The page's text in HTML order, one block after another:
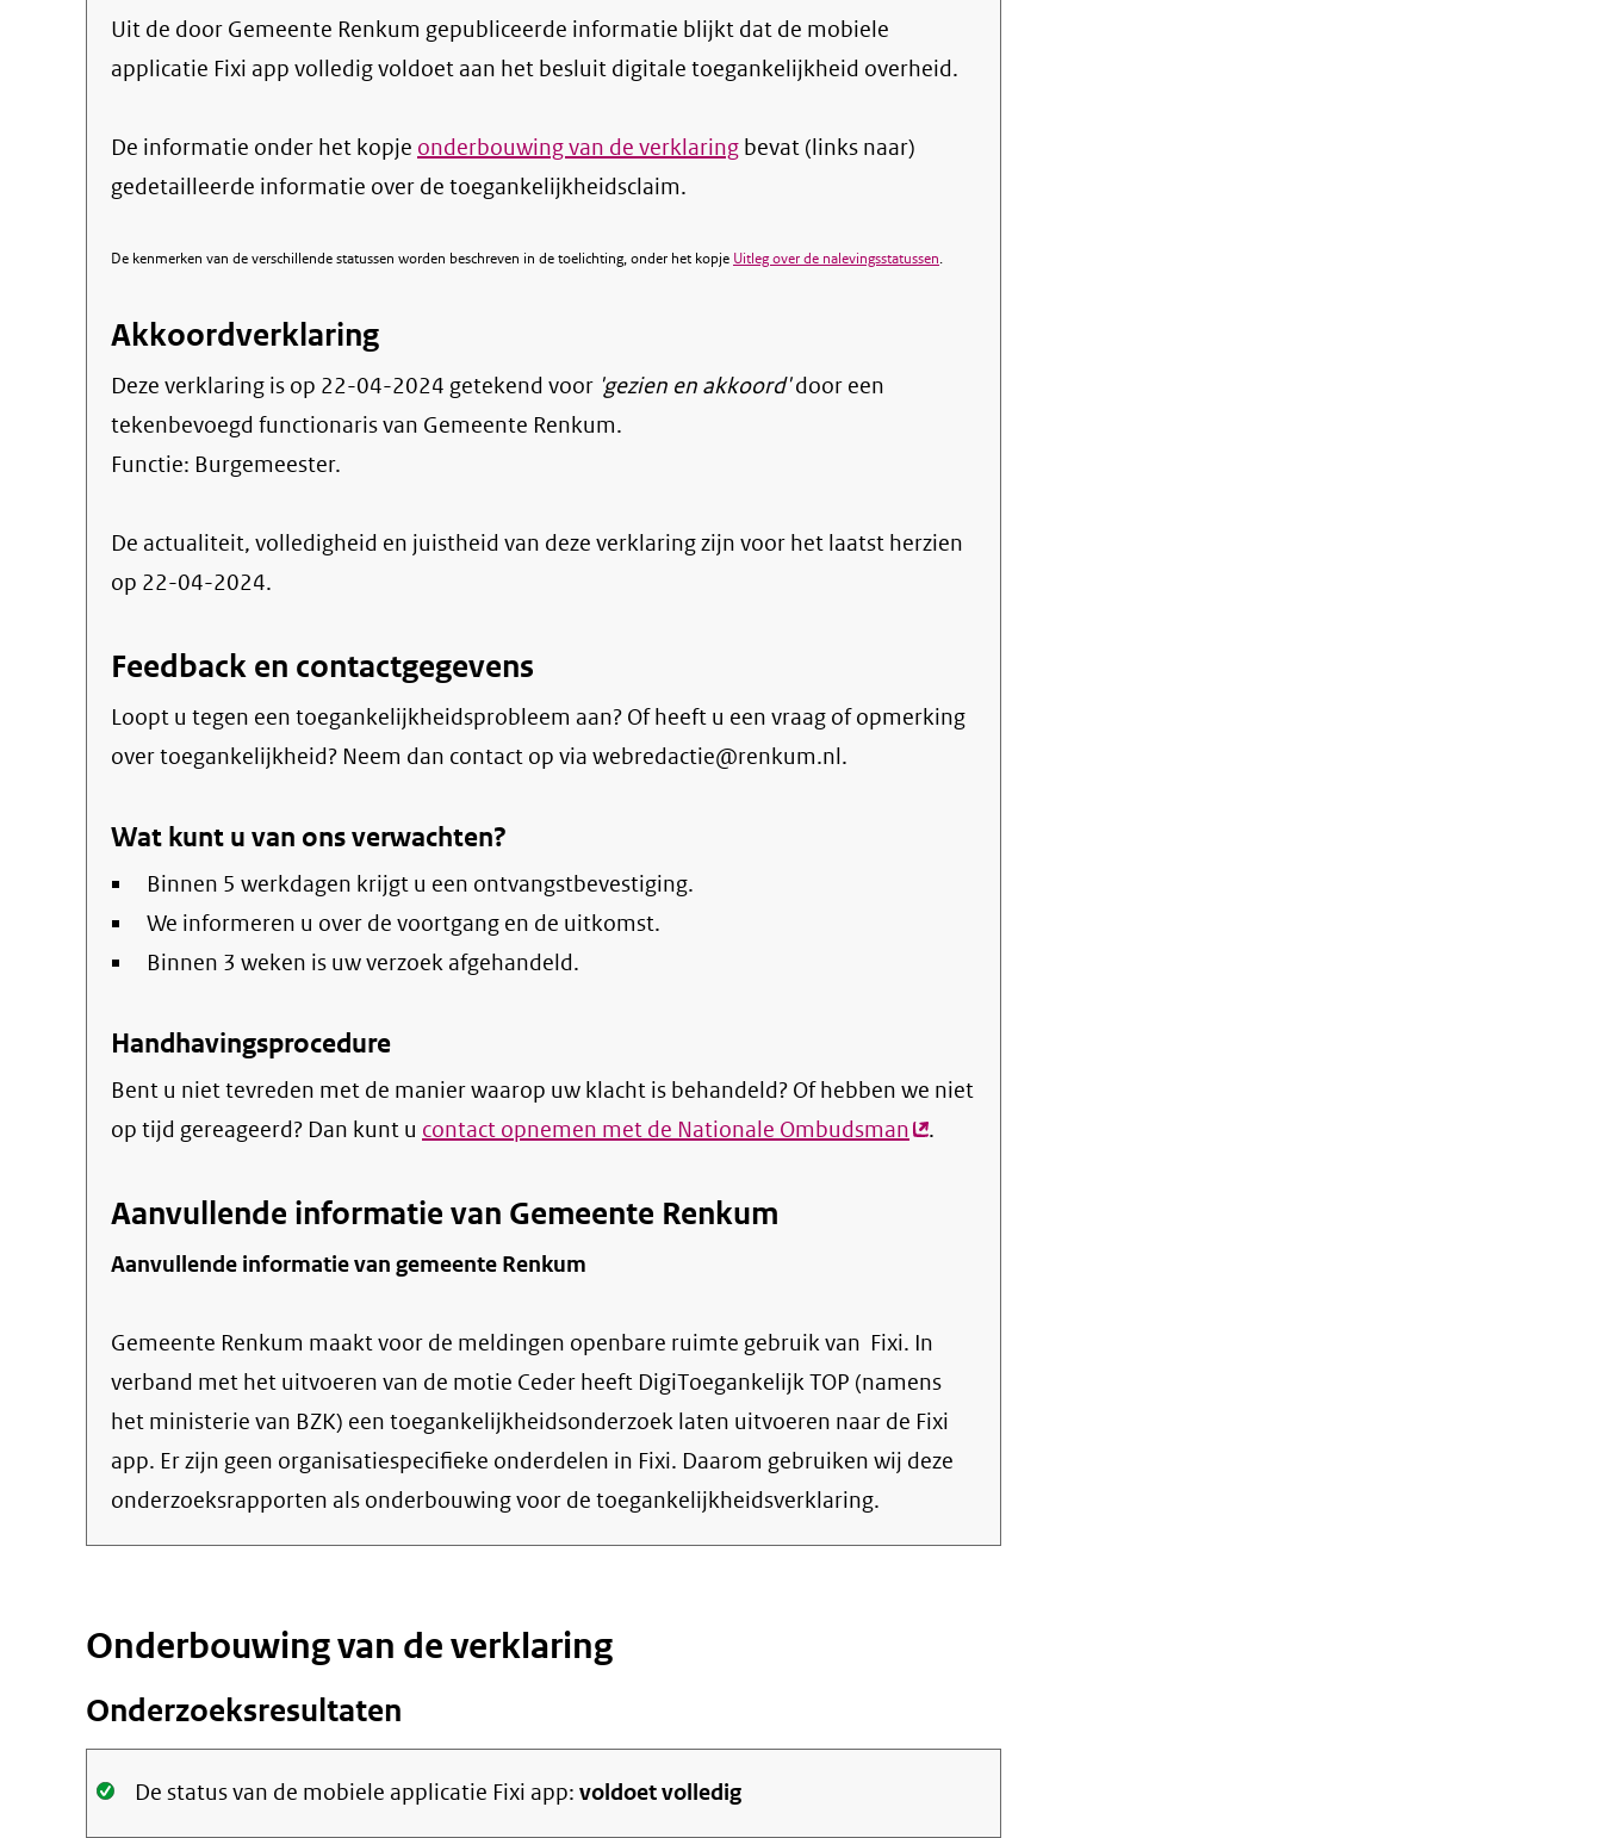
Uit de door Gemeente Renkum gepubliceerde informatie blijkt dat de mobiele
applicatie Fixi app volledig voldoet aan het besluit digitale toegankelijkheid overheid.
De informatie onder het kopje onderbouwing van de verklaring bevat (links naar)
gedetailleerde informatie over de toegankelijkheidsclaim.
De kenmerken van de verschillende statussen worden beschreven in de toelichting, onder het kopje Uitleg over de nalevingsstatussen.
Akkoordverklaring
Deze verklaring is op 22-04-2024 getekend voor 'gezien en akkoord'door een
tekenbevoegd functionaris van Gemeente Renkum.
Functie: Burgemeester.
De actualiteit, volledigheid en juistheid van deze verklaring zijn voor het laatst herzien
op 22-04-2024.
Feedback en contactgegevens
Loopt u tegen een toegankelijkheidsprobleem aan? Of heeft u een vraag of opmerking
over toegankelijkheid? Neem dan contact op via webredactie@renkum.nl.
Wat kunt u van ons verwachten?
Binnen 5 werkdagen krijgt u een ontvangstbevestiging.
We informeren u over de voortgang en de uitkomst.
Binnen 3 weken is uw verzoek afgehandeld.
Handhavingsprocedure
Bent u niet tevreden met de manier waarop uw klacht is behandeld? Of hebben we niet
op tijd gereageerd? Dan kunt u contact opnemen met de Nationale Ombudsman(externe
.
Aanvullende informatie van Gemeente Renkum
Aanvullende informatie van gemeente Renkum
Gemeente Renkum maakt voor de meldingen openbare ruimte gebruik van Fixi. In
verband met het uitvoeren van de motie Ceder heeft DigiToegankelijk TOP (namens
het ministerie van BZK) een toegankelijkheidsonderzoek laten uitvoeren naar de Fixi
app. Er zijn geen organisatiespecifieke onderdelen in Fixi. Daarom gebruiken wij deze
onderzoeksrapporten als onderbouwing voor de toegankelijkheidsverklaring.
Onderbouwing van de verklaring
Onderzoeksresultaten
Oké.
De status van de mobiele applicatie Fixi app: voldoet volledig